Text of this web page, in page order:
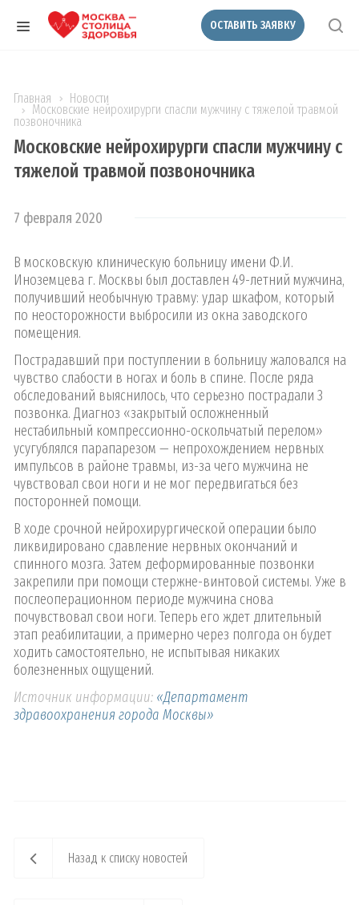
ОСТАВИТЬ ЗАЯВКУ
Главная Новости
Московские нейрохирурги спасли мужчину с тяжелой травмой
позвоночника
Московские нейрохирурги спасли мужчину с
тяжелой травмой позвоночника
7 февраля 2020
В московскую клиническую больницу имени Ф.И.
Иноземцева г. Москвы был доставлен 49-летний мужчина,
получивший необычную травму: удар шкафом, который
по неосторожности выбросили из окна заводского
помещения.
Пострадавший при поступлении в больницу жаловался на
чувство слабости в ногах и боль в спине. После ряда
обследований выяснилось, что серьезно пострадали 3
позвонка. Диагноз «закрытый осложненный
нестабильный компрессионно-оскольчатый перелом»
усугублялся парапарезом — непрохождением нервных
импульсов в районе травмы, из-за чего мужчина не
чувствовал свои ноги и не мог передвигаться без
посторонней помощи.
В ходе срочной нейрохирургической операции было
ликвидировано сдавление нервных окончаний и
спинного мозга. Затем деформированные позвонки
закрепили при помощи стержне-винтовой системы. Уже в
послеоперационном периоде мужчина снова
почувствовал свои ноги. Теперь его ждет длительный
этап реабилитации, а примерно через полгода он будет
ходить самостоятельно, не испытывая никаких
болезненных ощущений.
Источник информации: «Департамент
здравоохранения города Москвы»
Назад к списку новостей